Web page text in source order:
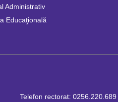
Administrativ
Educaţională
Telefon rectorat: 0256.220.689